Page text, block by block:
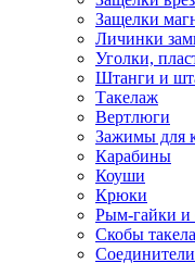
Защелки
Личинки
Уголки,
Штанги и
Такелаж
Вертлюги
Зажимы для
Карабины
Коуши
Крюки
Рым-гайки и
Скобы